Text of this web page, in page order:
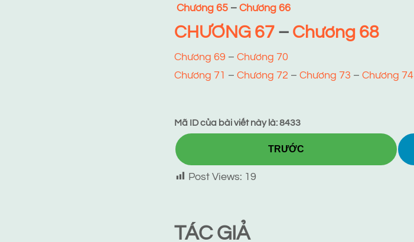
Chương 65– Chương 66
CHƯƠNG 67– Chương 68
Chương 69 – Chương 70
Chương 71 – Chương 72 – Chương 73 – Chương 74
Mã ID của bài viết này là: 8433
TRƯỚC
Post Views: 19
TÁC GIẢ